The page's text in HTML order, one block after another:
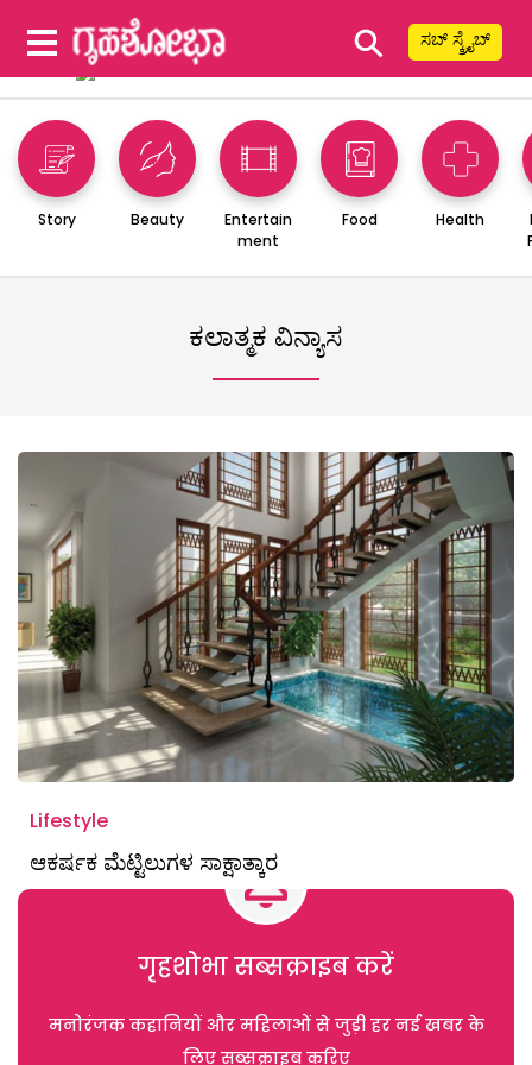
⚲ ಸಬ್ ಸ್ಕ್ರೈಬ್
Story Beauty
Entertain
ment
Food Health
ಕಲಾತ್ಮಕ ವಿನ್ಯಾಸ
Lifestyle
ಆಕರ್ಷಕ ಮೆಟ್ಟಿಲುಗಳ ಸಾಕ್ಷಾತ್ಕಾರ
गृहशोभा सब्सक्राइब करें
मनोरंजक कहानियों और महिलाओं से जुड़ी हर नई खबर के
लिए सब्सक्राइब करिए